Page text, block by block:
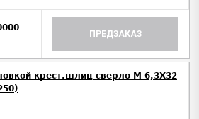
ПРЕДЗАКАЗ
крест.шлиц сверло М 6,3Х32